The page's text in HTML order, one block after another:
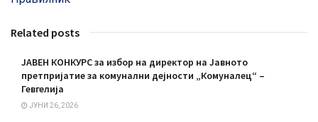
Related posts
ЈАВЕН КОНКУРС за избор на директор на Јавното
претпријатие за комунални дејности „Комуналец“ –
Гевгелија
ЈУНИ 26, 2026